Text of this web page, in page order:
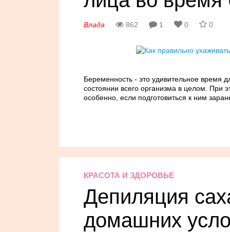
Влада 862 1 0 0
Беременность - это удивительное время
состоянии всего организма в целом. При
особенно, если подготовиться к ним
КРАСОТА И ЗДОРОВЬЕ
Депиляция
домашних